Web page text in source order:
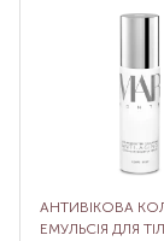
АНТИВІКОВА
ЕМУЛЬСІЯ ДЛЯ